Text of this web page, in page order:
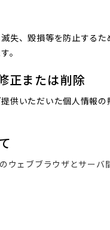
失、毀損等を防止する
。
正または削除
供いただいた個人情報
ウェブブラウザとサー